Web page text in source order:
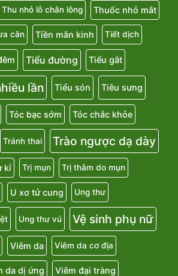
Thu nhỏ lỗ chân lông Thuốc nhỏ mắt
cân Tiền mãn kinh Tiết dịch
Tiểu đường Tiểu gắt
lần Tiểu són Tiêu sưng
Tóc bạc sớm Tóc chắc khỏe
Tránh thai Trào ngược dạ dày
kỉ Trị mụn Trị thâm do mụn
U xơ tử cung Ung thư
Ung thư vú Vệ sinh phụ nữ
Viêm da Viêm da cơ địa
da dị ứng Viêm đại tràng